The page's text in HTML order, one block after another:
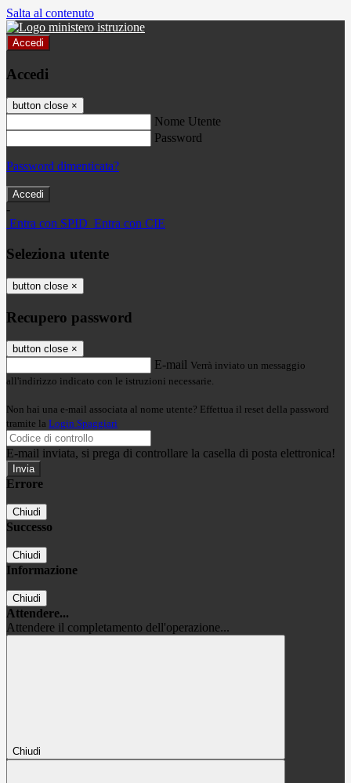
Salta al contenuto
Accedi
Accedi
button close ×
Nome Utente
Password
Password dimenticata?
-
Entra con SPID Entra con CIE
Seleziona utente
button close ×
Recupero password
button close ×
E-mail Verrà inviato un messaggio
all'indirizzo indicato con le istruzioni necessarie.
Non hai una e-mail associata al nome utente? Effettua il reset della password
tramite la Login Spaggiari
E-mail inviata, si prega di controllare la casella di posta elettronica!
Errore
Chiudi
Successo
Chiudi
Informazione
Chiudi
Attendere...
Attendere il completamento dell'operazione...
Chiudi